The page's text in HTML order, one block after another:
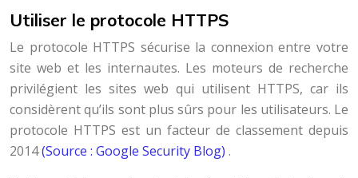
Utiliser le protocole HTTPS
Le protocole HTTPS sécurise la connexion entre votre
site web et les internautes. Les moteurs de recherche
privilégient les sites web qui utilisent HTTPS, car ils
considèrent qu’ils sont plus sûrs pour les utilisateurs. Le
protocole HTTPS est un facteur de classement depuis
2014(Source : Google Security Blog) .